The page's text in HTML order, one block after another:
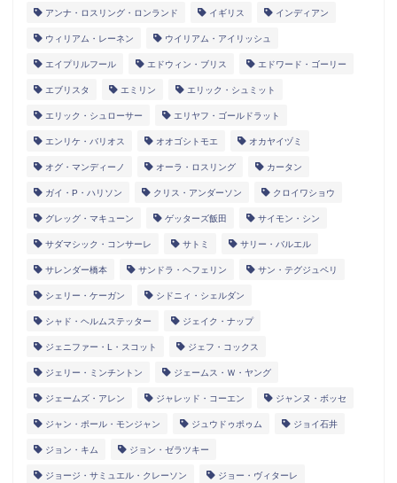
アンナ・ロスリング・ロンランド イギリス インディアン
ウィリアム・レーネン ウイリアム・アイリッシュ
エイプリルフール エドウィン・ブリス エドワード・ゴーリー
エブリスタ エミリン エリック・シュミット
エリック・シュローサー エリヤフ・ゴールドラット
エンリケ・バリオス オオゴシトモエ オカヤイヅミ
オグ・マンディーノ オーラ・ロスリング カータン
ガイ・P・ハリソン クリス・アンダーソン クロイワショウ
グレッグ・マキューン ゲッターズ飯田 サイモン・シン
サダマシック・コンサーレ サトミ サリー・バルエル
サレンダー橋本 サンドラ・ヘフェリン サン・テグジュペリ
シェリー・ケーガン シドニィ・シェルダン
シャド・ヘルムステッター ジェイク・ナップ
ジェニファー・L・スコット ジェフ・コックス
ジェリー・ミンチントン ジェームス・Ｗ・ヤング
ジェームズ・アレン ジャレッド・コーエン ジャンヌ・ボッセ
ジャン・ポール・モンジャン ジュウドゥポゥム ジョイ石井
ジョン・キム ジョン・ゼラツキー
ジョージ・サミュエル・クレーソン ジョー・ヴィターレ